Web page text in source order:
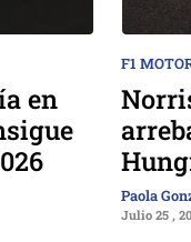
en
F1
Paola
Julio 25 ,